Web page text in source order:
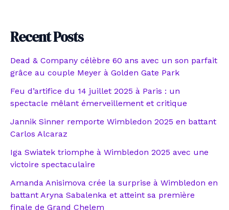
Recent Posts
Dead & Company célèbre 60 ans avec un son parfait
grâce au couple Meyer à Golden Gate Park
Feu d’artifice du 14 juillet 2025 à Paris : un
spectacle mêlant émerveillement et critique
Jannik Sinner remporte Wimbledon 2025 en battant
Carlos Alcaraz
Iga Swiatek triomphe à Wimbledon 2025 avec une
victoire spectaculaire
Amanda Anisimova crée la surprise à Wimbledon en
battant Aryna Sabalenka et atteint sa première
finale de Grand Chelem